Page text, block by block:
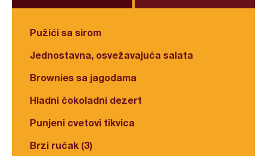
Pužići sa sirom
Jednostavna, osvežavajuća salata
Brownies sa jagodama
Hladni čokoladni dezert
Punjeni cvetovi tikvica
Brzi ručak (3)